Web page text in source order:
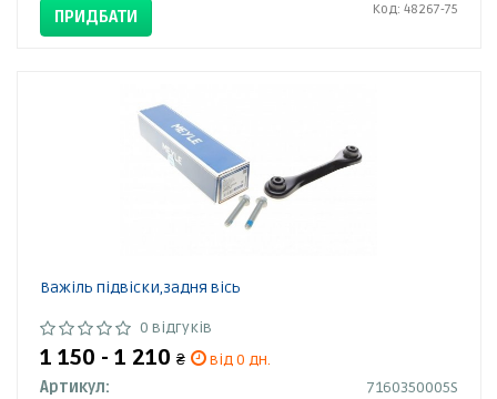
ПРИДБАТИ Код: 48267-75
Важіль підвіски,задня вісь
0 відгуків
1 150 - 1 210 ₴
від 0 дн.
Артикул:
7160350005S